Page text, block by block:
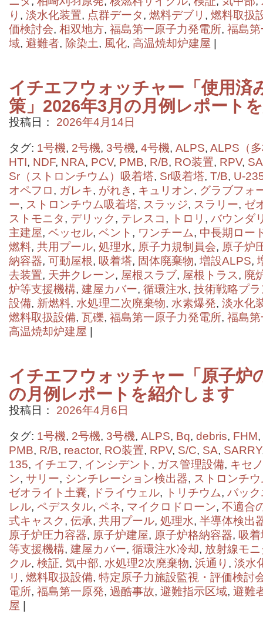
り , 淡水化装置, 点群データ, 燃料デブリ , 燃料取扱
価検討会, 相双地方, 福島第一原子力発電所, 福島
域, 避難者, 除染土, 風化, 高温焼却炉建屋
イチエフウォッチャー「使用済
策」2026年3月の月例レポート
投稿日： 2026年4月14日
タグ: 1号機, 2号機, 3号機, 4号機, ALPS, ALPS（
HTI, NDF, NRA, PCV, PMB, R/B, RO装置, RPV, SA
Sr（ストロンチウム）吸着塔, Sr吸着塔, T/B, U-
オペフロ, ガレキ, がれき , キュリオン, グラブフォ
ー, ストロンチウム吸着塔, スラッジ, スラリー, ゼ
ストモニタ, デリック, テレスコ, トロリ , バウンダ
主建屋, ベッセル, ベント , ワンチーム, 中長期ロー
燃料, 共用プール, 処理水, 原子力規制員会, 原子炉
納容器, 可動屋根, 吸着塔, 固体廃棄物, 増設ALPS,
去装置, 天井クレーン, 屋根スラブ, 屋根トラス, 廃
炉等支援機構, 建屋カバー, 循環注水, 技術戦略プラ
設備, 新燃料, 水処理二次廃棄物, 水素爆発, 淡水化
燃料取扱設備, 瓦礫, 福島第一原子力発電所, 福島
高温焼却炉建屋
イチエフウォッチャー「原子炉
の月例レポートを紹介します
投稿日： 2026年4月6日
タグ: 1号機, 2号機, 3号機, ALPS, Bq, debris, FHM,
PMB, R/B, reactor, RO装置, RPV, S/C, SA, SARRY
135, イチエフ, インシデント , ガス管理設備, キセ
ン, サリー, シンチレーション検出器, ストロンチ
ゼオライト⼟嚢, ドライウェル, トリチウム, バッ
レル, ペデスタル, ペネ, マイクロドローン, 不適合
式キャスク, 伝承, 共用プール, 処理水, 半導体検出
原子炉圧力容器, 原子炉建屋, 原子炉格納容器, 吸
等支援機構, 建屋カバー, 循環注水冷却, 放射線モニ
クル, 検証, 気中部, 水処理2次廃棄物, 浜通り , 淡水
リ , 燃料取扱設備, 特定原子力施設監視・評価検討
電所, 福島第一原発, 過酷事故, 避難指示区域, 避難
屋